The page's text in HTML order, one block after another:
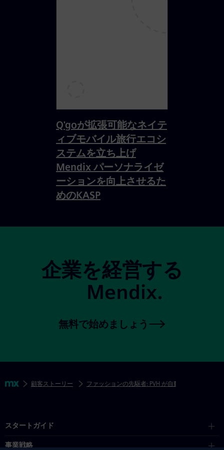
Q'goが拡張可能なネイテ
ィブモバイル旅行エコシ
ステムを立ち上げ
Mendix パーソナライゼ
ーションを向上させるた
めのKASP
企業を経営する
Mendix.
無料で始めましょう
パン粉 Mendix顧客ストーリー ファッションの先駆者: PVH が自動化でビジネス価
スタートガイド
事業戦略